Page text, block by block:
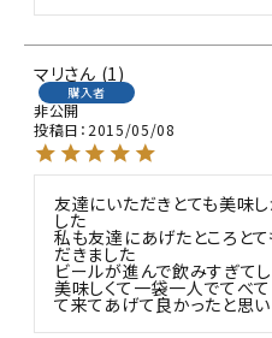
マリ 1
購入者
非公開
投稿日 2015/05/08
友達にいただきとても美味
した
私も友達にあげたところと
だきました
ビールが進んで飲みすぎて
美味しくて一袋一人でてべ
て来てあげて良かったと思